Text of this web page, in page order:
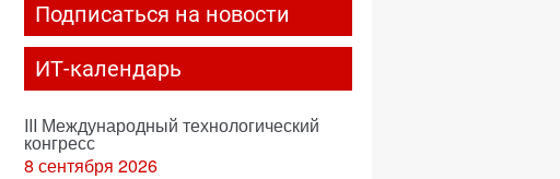
Подписаться на новости
ИТ-календарь
III Международный технологический
конгресс
8 сентября 2026